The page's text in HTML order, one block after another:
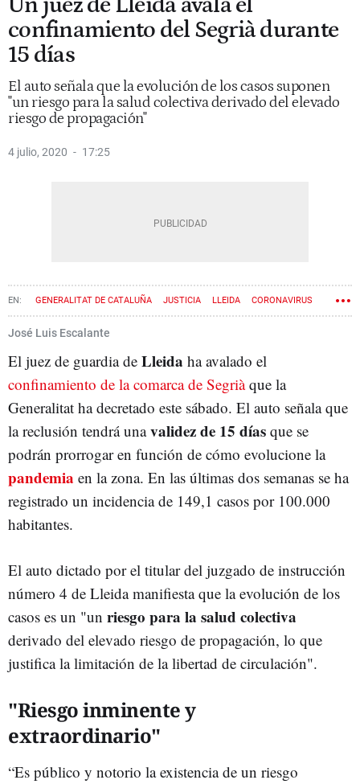
confinamiento del Segrià durante
15 días
El auto señala que la evolución de los casos suponen
"un riesgo para la salud colectiva derivado del elevado
riesgo de propagación"
4 julio, 2020 17:25
GENERALITAT DE CATALUÑA JUSTICIA LLEIDA CORONAVIRUS
CONFINAMIENTO
José Luis Escalante
El juez de guardia de Lleida ha avalado el
confinamiento de la comarca de Segriàque la
Generalitat ha decretado este sábado. El auto señala que
la reclusión tendrá unavalidez de 15 días que se
podrán prorrogar en función de cómo evolucione la
pandemia en la zona. En las últimas dos semanas se ha
registrado un incidencia de 149,1 casos por 100.000
habitantes.
El auto dictado por el titular del juzgado de instrucción
número 4 de Lleida manifiesta que la evolución de los
casos es un "un riesgo para la salud colectiva
derivado del elevado riesgo de propagación, lo que
justifica la limitación de la libertad de circulación".
"Riesgo inminente y
extraordinario"
“Es público y notorio la existencia de un riesgo